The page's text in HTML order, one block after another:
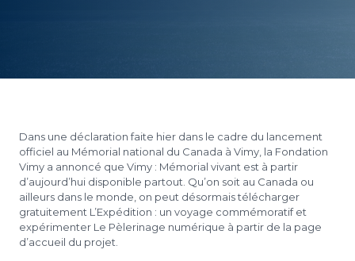
Dans une déclaration faite hier dans le cadre du lancement
officiel au Mémorial national du Canada à Vimy, la Fondation
Vimy a annoncé que Vimy : Mémorial vivant est à partir
d’aujourd’hui disponible partout. Qu’on soit au Canada ou
ailleurs dans le monde, on peut désormais télécharger
gratuitement L’Expédition : un voyage commémoratif et
expérimenter Le Pèlerinage numérique à partir de la page
d’accueil du projet.